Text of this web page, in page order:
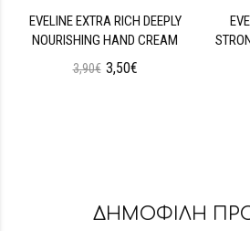
EVELINE EXTRA RICH DEEPLY
NOURISHING HAND CREAM
3,90€ 3,50€
ΔΗΜΟΦΙΛΗ